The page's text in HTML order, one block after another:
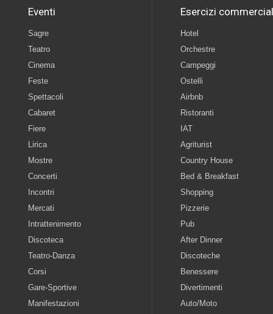
Eventi
Sagre
Teatro
Cinema
Feste
Spettacoli
Cabaret
Fiere
Lirica
Mostre
Concerti
Incontri
Mercati
Intrattenimento
Discoteca
Teatro-Danza
Corsi
Gare-Sportive
Manifestazioni
Esercizi
Hotel
Orchestre
Campeggi
Ostelli
Airbnb
Ristoranti
IAT
Agriturist
Country House
Bed & Breakfast
Shopping
Pizzerie
Pub
After Dinner
Discoteche
Benessere
Divertimenti
Auto/Moto